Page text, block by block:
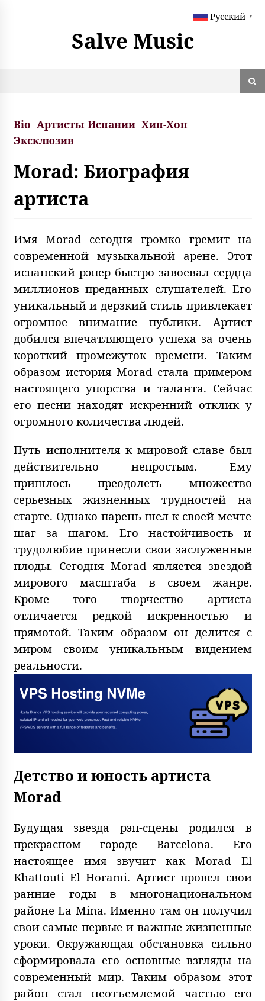
Salve Music
Bio Артисты Испании Хип-Хоп
Эксклюзив
Morad: Биография
артиста
Имя Morad сегодня громко гремит на
современной музыкальной арене. Этот
испанский рэпер быстро завоевал сердца
миллионов преданных слушателей. Его
уникальный и дерзкий стиль привлекает
огромное внимание публики. Артист
добился впечатляющего успеха за очень
короткий промежуток времени. Таким
образом история Morad стала примером
настоящего упорства и таланта. Сейчас
его песни находят искренний отклик у
огромного количества людей.
Путь исполнителя к мировой славе был
действительно непростым. Ему
пришлось преодолеть множество
серьезных жизненных трудностей на
старте. Однако парень шел к своей мечте
шаг за шагом. Его настойчивость и
трудолюбие принесли свои заслуженные
плоды. Сегодня Morad является звездой
мирового масштаба в своем жанре.
Кроме того творчество артиста
отличается редкой искренностью и
прямотой. Таким образом он делится с
миром своим уникальным видением
реальности.
Детство и юность артиста
Morad
Будущая звезда рэп-сцены родился в
прекрасном городе Barcelona. Его
настоящее имя звучит как Morad El
Khattouti El Horami. Артист провел свои
ранние годы в многонациональном
районе La Mina. Именно там он получил
свои самые первые и важные жизненные
уроки. Окружающая обстановка сильно
сформировала его основные взгляды на
современный мир. Таким образом этот
район стал неотъемлемой частью его
Русский ▼